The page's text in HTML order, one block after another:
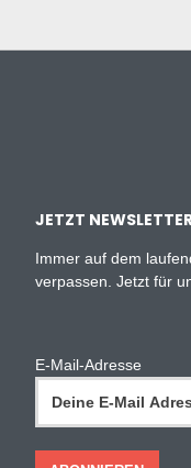
JETZT
Immer auf dem
verpassen. Jetzt für
E-Mail-Adresse